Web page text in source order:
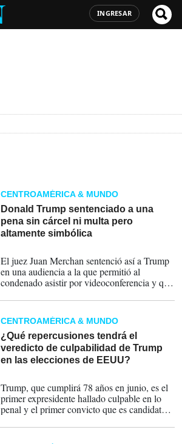
INGRESAR
CENTROAMÉRICA & MUNDO
Donald Trump sentenciado a una
pena sin cárcel ni multa pero
altamente simbólica
El juez Juan Merchan sentenció así a Trump
en una audiencia a la que permitió al
condenado asistir por videoconferencia y que
cárcel ni tendrá ninguna otra obligación para
con el tribunal, en forma de multa o de
personación ante la corte con alguna
periodicidad.
CENTROAMÉRICA & MUNDO
¿Qué repercusiones tendrá el
veredicto de culpabilidad de Trump
en las elecciones de EEUU?
Trump, que cumplirá 78 años en junio, es el
primer expresidente hallado culpable en lo
penal y el primer convicto que es candidato
demócratas abundante material para atacarlo